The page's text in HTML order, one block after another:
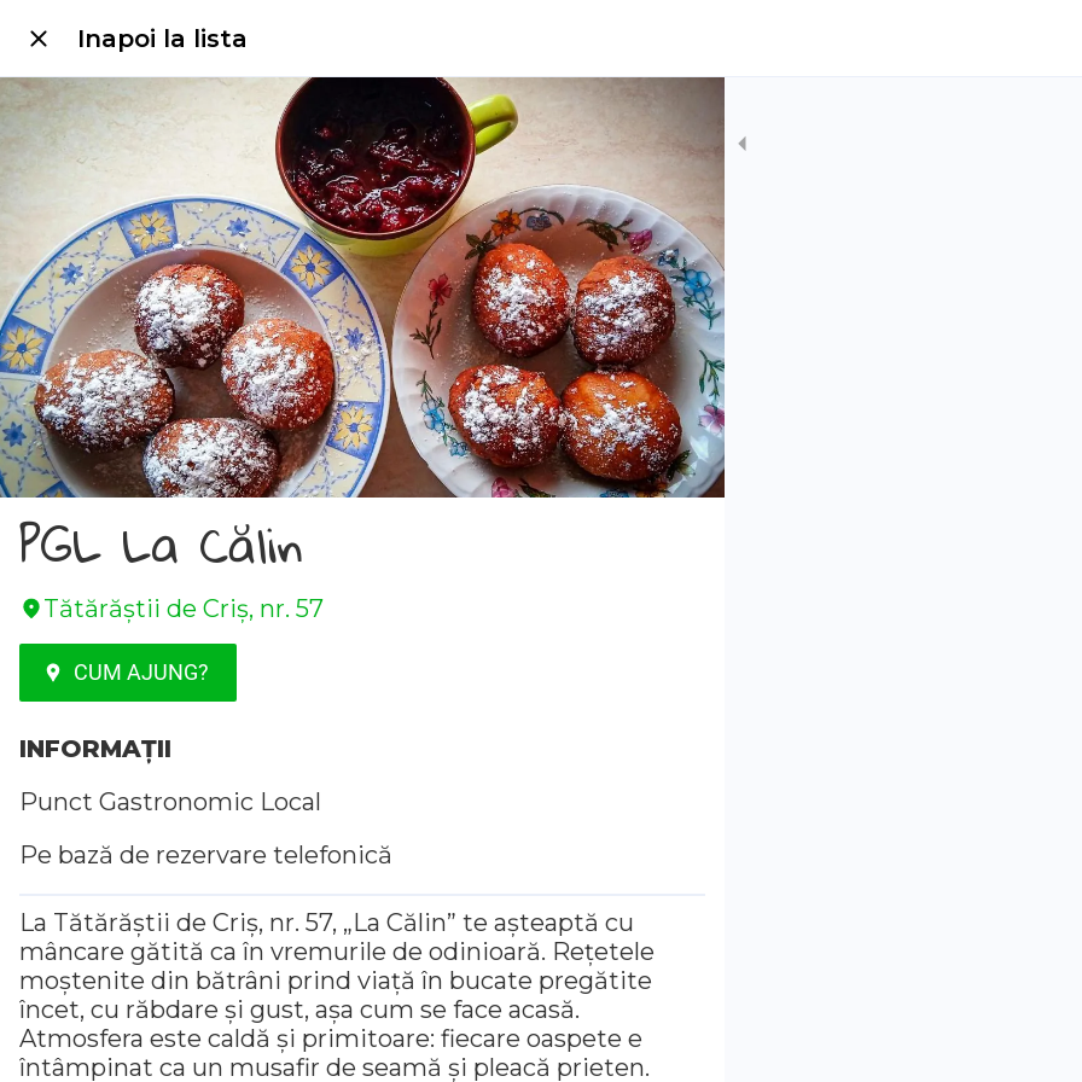
Inapoi la lista
PGL La Călin
Tătărăștii de Criș, nr. 57
CUM AJUNG?
INFORMAȚII
Punct Gastronomic Local
Pe bază de rezervare telefonică
La Tătărăștii de Criș, nr. 57, „La Călin” te așteaptă cu
mâncare gătită ca în vremurile de odinioară. Rețetele
moștenite din bătrâni prind viață în bucate pregătite
încet, cu răbdare și gust, așa cum se face acasă.
Atmosfera este caldă și primitoare: fiecare oaspete e
întâmpinat ca un musafir de seamă și pleacă prieten.